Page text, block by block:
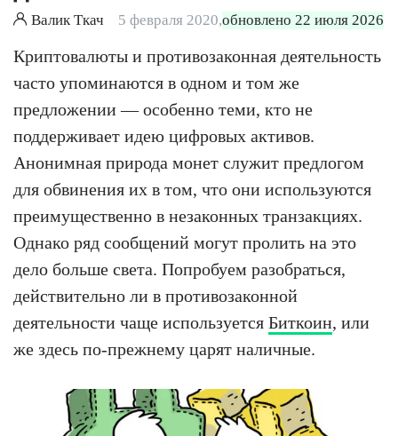
Валик Ткач 5 февраля 2020,обновлено 22 июля 2026
Криптовалюты и противозаконная деятельность
часто упоминаются в одном и том же
предложении — особенно теми, кто не
поддерживает идею цифровых активов.
Анонимная природа монет служит предлогом
для обвинения их в том, что они используются
преимущественно в незаконных транзакциях.
Однако ряд сообщений могут пролить на это
дело больше света. Попробуем разобраться,
действительно ли в противозаконной
деятельности чаще используется Биткоин, или
же здесь по-прежнему царят наличные.